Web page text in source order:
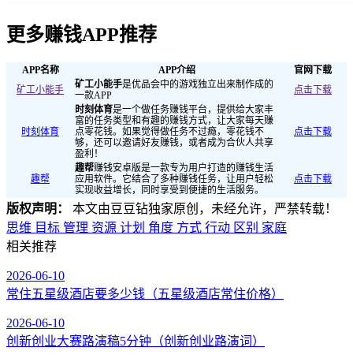
更多赚钱APP推荐
APP名称 APP介绍
官网下载
矿工小能手
矿工小能手是优品会中的游戏独立出来制作成的
一款APP
点击下载
时刻体育
时刻体育是一个做任务赚钱平台，提供给大家丰
富的任务类型和有趣的赚钱方式，让大家每天赚
点零花钱。如果觉得做任务不过瘾，零花钱不
够，还可以邀请好友赚钱，或者成为合伙人共享
盈利！
点击下载
趣帮
趣帮赚钱安卓版是一款专为用户打造的赚钱生活
应用软件。它结合了多种赚钱任务，让用户轻松
实现收益增长，同时享受到便捷的生活服务。
点击下载
版权声明：
本文由豆豆钻独家原创，未经允许，严禁转载！
思维 目标 管理 资源 计划 角度 方式 行动 区别 家庭
相关推荐
2026-06-10
常住五星级酒店要多少钱（五星级酒店常住价格）
2026-06-10
创新创业大赛路演稿5分钟（创新创业路演词）